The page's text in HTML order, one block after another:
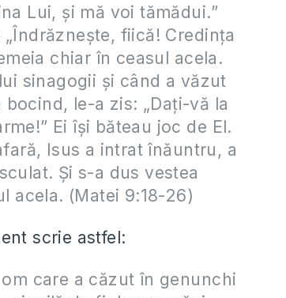
Lui, şi mă voi tămădui.”
fiică! Credinţa
chiar în ceasul acela.
sinagogii şi când a văzut
le-a zis: „Daţi-vă la
Ei îşi băteau joc de El.
Isus a intrat înăuntru, a
Şi s-a dus vestea
acela. (Matei 9:18-26)
scrie astfel:
care a căzut în genunchi